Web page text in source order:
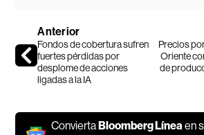
Anterior
Fondos de cobertura sufren
fuertes pérdidas por
desplome de acciones
ligadas a la IA
Precios
Oriente
de
Convierta Bloomberg Líneaen